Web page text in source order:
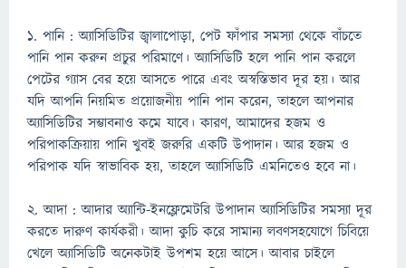
১. পানি : অ্যাসিডিটির জ্বালাপোড়া, পেট ফাঁপার সমস্যা থেকে বাঁচতে
পানি পান করুন প্রচুর পরিমাণে। অ্যাসিডিটি হলে পানি পান করলে
পেটের গ্যাস বের হয়ে আসতে পারে এবং অস্বস্তিভাব দূর হয়। আর
যদি আপনি নিয়মিত প্রয়োজনীয় পানি পান করেন, তাহলে আপনার
অ্যাসিডিটির সম্ভাবনাও কমে যাবে। কারণ, আমাদের হজম ও
পরিপাকক্রিয়ায় পানি খুবই জরুরি একটি উপাদান। আর হজম ও
পরিপাক যদি স্বাভাবিক হয়, তাহলে অ্যাসিডিটি এমনিতেও হবে না।
২. আদা : আদার অ্যান্টি-ইনফ্লেমেটরি উপাদান অ্যাসিডিটির সমস্যা দূর
করতে দারুণ কার্যকরী। আদা কুচি করে সামান্য লবণসহযোগে চিবিয়ে
খেলে অ্যাসিডিটি অনেকটাই উপশম হয়ে আসে। আবার চাইলে